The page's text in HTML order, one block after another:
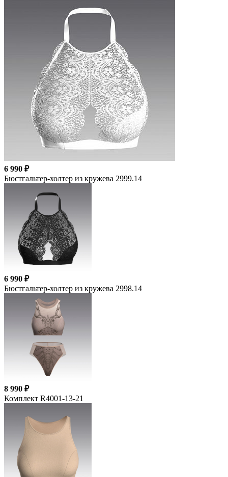
6 990 ₽
Бюстгальтер-холтер из кружева 2999.14
6 990 ₽
Бюстгальтер-холтер из кружева 2998.14
8 990 ₽
Комплект R4001-13-21